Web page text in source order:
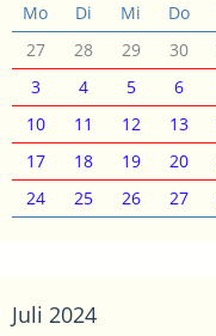
Mo Di Mi Do
27
28 29 30
3
4 5 6
10
11 12 13
17
18 19 20
24
25 26 27
Juli 2024